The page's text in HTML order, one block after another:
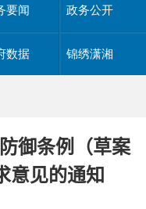
要闻 政务公开
数据 锦绣潇湘